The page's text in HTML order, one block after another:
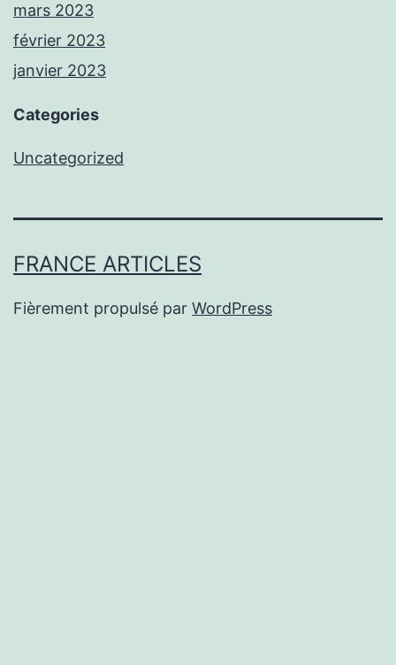
mars 2023
février 2023
janvier 2023
Categories
Uncategorized
FRANCE ARTICLES
Fièrement propulsé par WordPress